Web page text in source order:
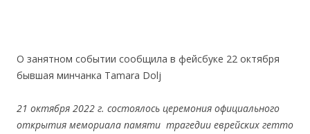
О занятном событии сообщила в фейсбуке 22 октября
бывшая минчанка Tamara Dolj
21 октября 2022 г. состоялось церемония официального
открытия мемориала памяти трагедии еврейских гетто